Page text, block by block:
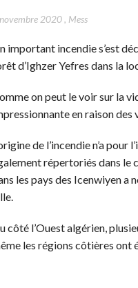
2020, Mess
important incendie s’est
d’Ighzer Yefres dans la
on peut le voir sur la
en raison
de l’incendie n’a
répertoriés dans le
les pays des Icenwiyen a
côté l’Ouest algérien,
les régions côtières ont